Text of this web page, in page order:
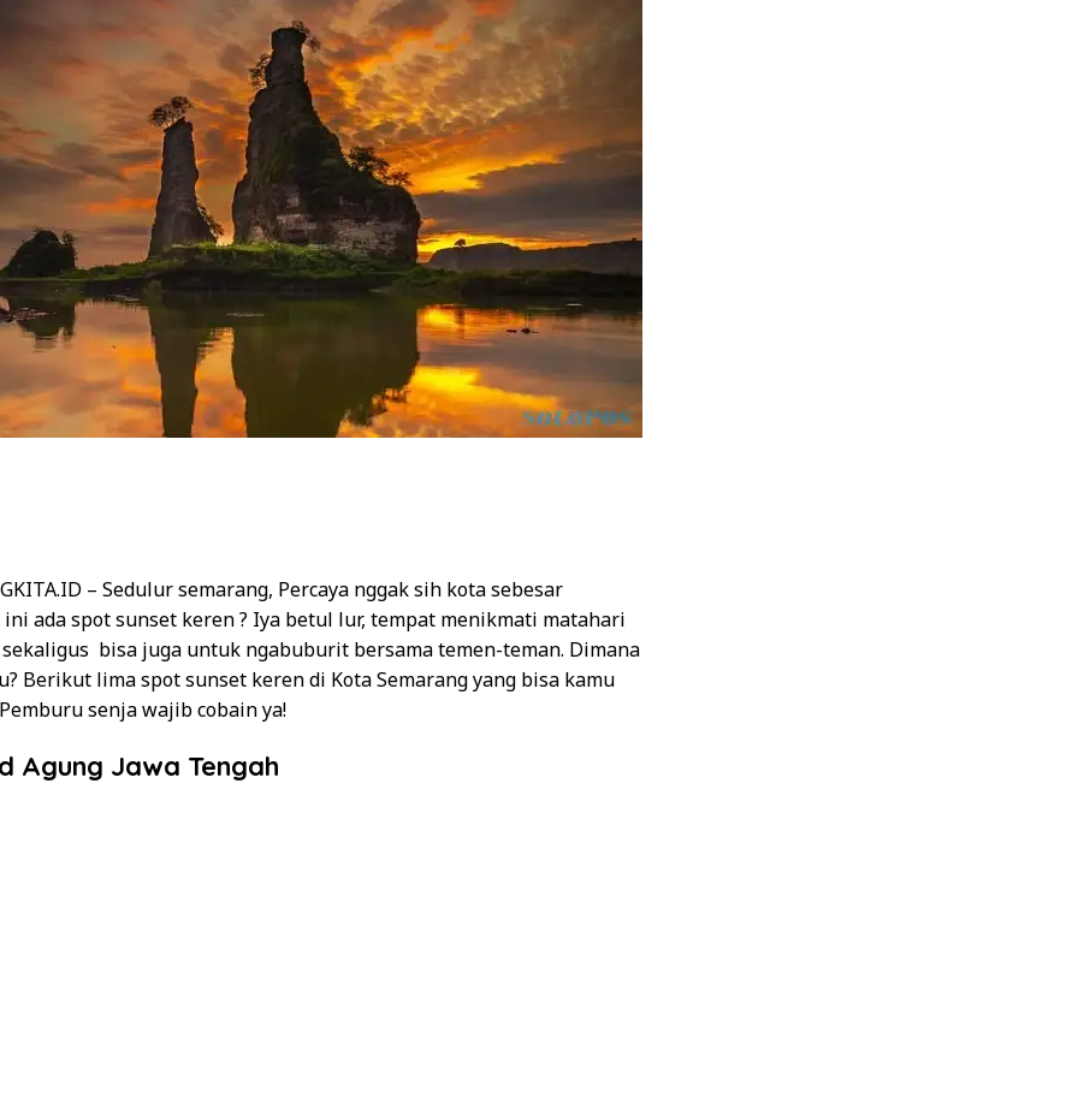
– Sedulur semarang, Percaya nggak sih kota sebesar
ini ada spot sunset keren ? Iya betul lur, tempat menikmati matahari
bisa juga untuk ngabuburit bersama temen-teman. Dimana
Berikut lima spot sunset keren di Kota Semarang yang bisa kamu
senja wajib cobain ya!
Agung Jawa Tengah